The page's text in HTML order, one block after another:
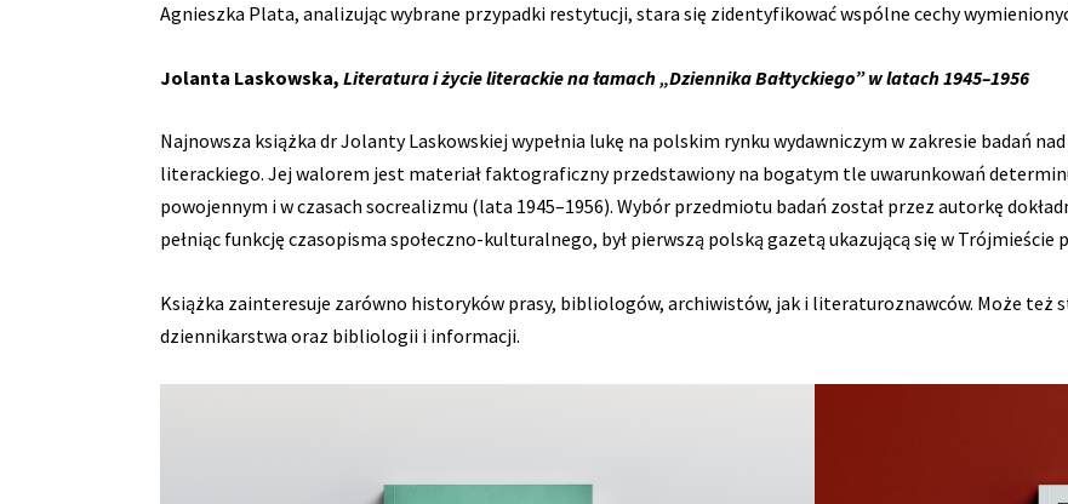
Agnieszka Plata, analizując wybrane przypadki restytucji, stara się zidentyfikować wspólne cechy
Jolanta Laskowska, Literatura i życie literackie na łamach „Dziennika Bałtyckiego” w latach 1945–1956
Najnowsza książka dr Jolanty Laskowskiej wypełnia lukę na polskim rynku wydawniczym w zakresie badań
literackiego. Jej walorem jest materiał faktograficzny przedstawiony na bogatym tle uwarunkowań
powojennym i w czasach socrealizmu (lata 1945–1956). Wybór przedmiotu badań został przez autorkę
pełniąc funkcję czasopisma społeczno-kulturalnego, był pierwszą polską gazetą ukazującą się w Trójmieście
Książka zainteresuje zarówno historyków prasy, bibliologów, archiwistów, jak i literaturoznawców. Może
dziennikarstwa oraz bibliologii i informacji.